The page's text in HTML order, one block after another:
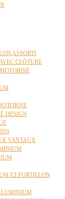
ASSORTI
CLÔTURE
DESIGN
VANTAUX
ET PORTILLON